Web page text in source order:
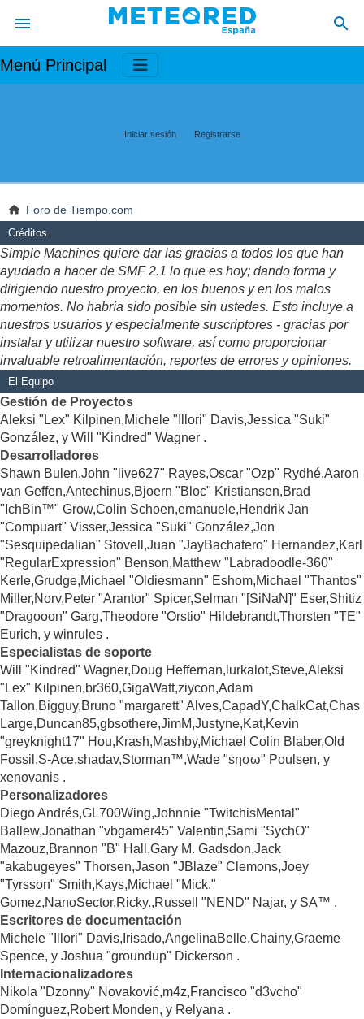
Menú Principal
Iniciar sesión Registrarse
Foro de Tiempo.com
Créditos
Simple Machines quiere dar las gracias a todos los que han
ayudado a hacer de SMF 2.1 lo que es hoy; dando forma y
dirigiendo nuestro proyecto, en los buenos y en los malos
momentos. No habría sido posible sin ustedes. Esto incluye a
nuestros usuarios y especialmente suscriptores - gracias por
instalar y utilizar nuestro software, así como proporcionar
invaluable retroalimentación, reportes de errores y opiniones.
El Equipo
Gestión de Proyectos
Aleksi "Lex" Kilpinen,Michele "Illori" Davis,Jessica "Suki"
González, y Will "Kindred" Wagner .
Desarrolladores
Shawn Bulen,John "live627" Rayes,Oscar "Ozp" Rydhé,Aaron
van Geffen,Antechinus,Bjoern "Bloc" Kristiansen,Brad
"IchBin™" Grow,Colin Schoen,emanuele,Hendrik Jan
"Compuart" Visser,Jessica "Suki" González,Jon
"Sesquipedalian" Stovell,Juan "JayBachatero" Hernandez,Karl
"RegularExpression" Benson,Matthew "Labradoodle-360"
Kerle,Grudge,Michael "Oldiesmann" Eshom,Michael "Thantos"
Miller,Norv,Peter "Arantor" Spicer,Selman "[SiNaN]" Eser,Shitiz
"Dragooon" Garg,Theodore "Orstio" Hildebrandt,Thorsten "TE"
Eurich, y winrules .
Especialistas de soporte
Will "Kindred" Wagner,Doug Heffernan,lurkalot,Steve,Aleksi
"Lex" Kilpinen,br360,GigaWatt,ziycon,Adam
Tallon,Bigguy,Bruno "margarett" Alves,CapadY,ChalkCat,Chas
Large,Duncan85,gbsothere,JimM,Justyne,Kat,Kevin
"greyknight17" Hou,Krash,Mashby,Michael Colin Blaber,Old
Fossil,S-Ace,shadav,Storman™,Wade "sησω" Poulsen, y
xenovanis .
Personalizadores
Diego Andrés,GL700Wing,Johnnie "TwitchisMental"
Ballew,Jonathan "vbgamer45" Valentin,Sami "SychO"
Mazouz,Brannon "B" Hall,Gary M. Gadsdon,Jack
"akabugeyes" Thorsen,Jason "JBlaze" Clemons,Joey
"Tyrsson" Smith,Kays,Michael "Mick."
Gomez,NanoSector,Ricky.,Russell "NEND" Najar, y SA™ .
Escritores de documentación
Michele "Illori" Davis,Irisado,AngelinaBelle,Chainy,Graeme
Spence, y Joshua "groundup" Dickerson .
Internacionalizadores
Nikola "Dzonny" Novaković,m4z,Francisco "d3vcho"
Domínguez,Robert Monden, y Relyana .